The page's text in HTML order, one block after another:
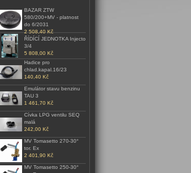
BAZAR ZTW
580/200+MV - platnost
do 6/2031
2 508,40 Kč
ŘÍDÍCÍ JEDNOTKA Injecto
3/4
5 808,00 Kč
Hadice pro
chlad.kapal.16/23
140,40 Kč
Emulátor stavu benzinu
TAU 3
1 461,70 Kč
Cívka LPG ventilu SEQ
malá
242,00 Kč
MV Tomasetto 270-30°
tor. Ex
2 401,90 Kč
MV Tomasetto 250-30°